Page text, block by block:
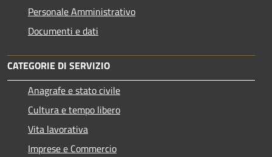
Personale Amministrativo
Documenti e dati
CATEGORIE DI SERVIZIO
Anagrafe e stato civile
Cultura e tempo libero
Vita lavorativa
Imprese e Commercio